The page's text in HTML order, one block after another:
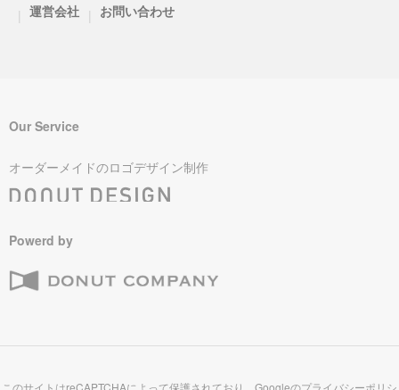
| 運営会社 | お問い合わせ
Our Service
オーダーメイドのロゴデザイン制作
Powerd by
このサイトはreCAPTCHAによって保護されており、Googleのプライバシーポリシ